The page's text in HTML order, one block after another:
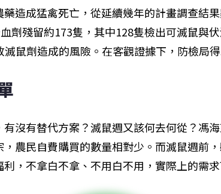
造成猛禽死亡，從延續幾年的計畫調查結
劑殘留約173隻，其中128隻檢出可滅鼠與
鼠劑造成的風險。在客觀證據下，防檢局
沒有替代方案？滅鼠週又該何去何從？馮
農民自費購買的數量相對少。而滅鼠週前
，不拿白不拿、不用白不用，實際上的需